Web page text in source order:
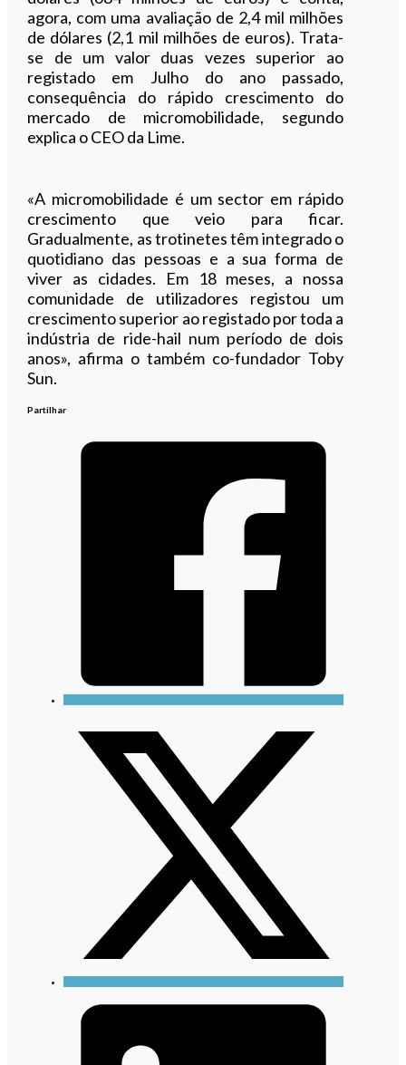
agora, com uma avaliação de 2,4 mil milhões
de dólares (2,1 mil milhões de euros). Trata-
se de um valor duas vezes superior ao
registado em Julho do ano passado,
consequência do rápido crescimento do
mercado de micromobilidade, segundo
explica o CEO da Lime.
«A micromobilidade é um sector em rápido
crescimento que veio para ficar.
Gradualmente, as trotinetes têm integrado o
quotidiano das pessoas e a sua forma de
viver as cidades. Em 18 meses, a nossa
comunidade de utilizadores registou um
crescimento superior ao registado por toda a
indústria de ride-hail num período de dois
anos», afirma o também co-fundador Toby
Sun.
Partilhar